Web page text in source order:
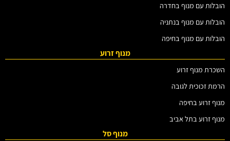
הובלות עם מנוף בחדרה
הובלות עם מנוף בנתניה
הובלות עם מנוף בחיפה
מנוף זרוע
השכרת מנוף זרוע
הרמת זכוכית לגובה
מנוף זרוע בחיפה
מנוף זרוע בתל אביב
מנוף סל